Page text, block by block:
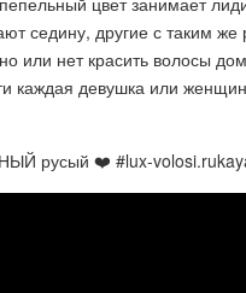
седину, другие с таким
или нет красить волосы
каждая девушка или
русый ❤️ #lux-